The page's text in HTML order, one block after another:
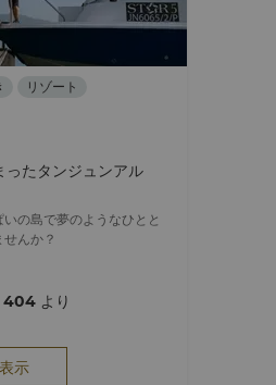
リゾート
ったタンジュンアル
の島で夢のようなひとと
んか？
404より
示